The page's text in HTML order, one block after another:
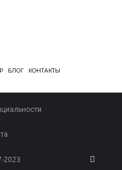
БЛОГ КОНТАКТЫ
2023